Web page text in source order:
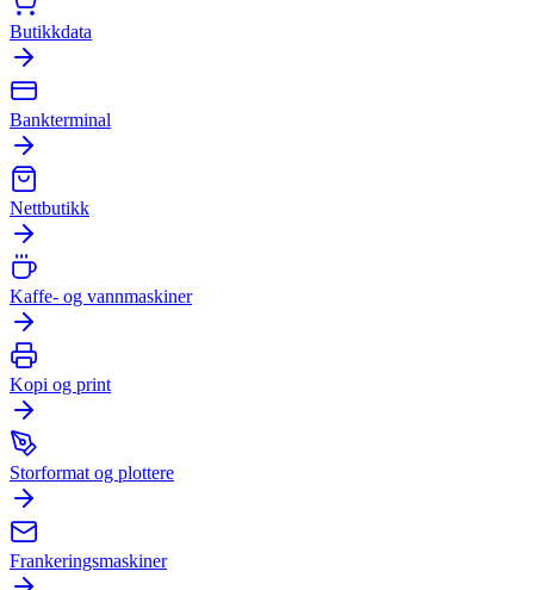
Butikkdata
Bankterminal
Nettbutikk
Kaffe- og vannmaskiner
Kopi og print
Storformat og plottere
Frankeringsmaskiner